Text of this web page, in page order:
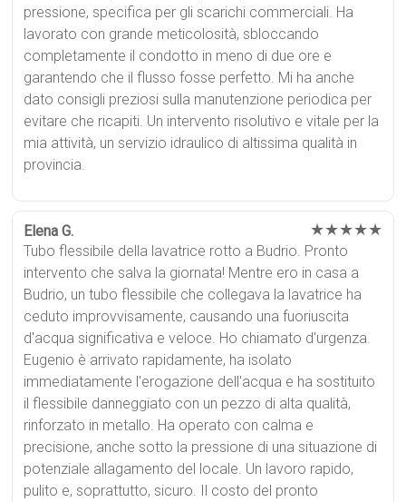
pressione, specifica per gli scarichi commerciali. Ha
lavorato con grande meticolosità, sbloccando
completamente il condotto in meno di due ore e
garantendo che il flusso fosse perfetto. Mi ha anche
dato consigli preziosi sulla manutenzione periodica per
evitare che ricapiti. Un intervento risolutivo e vitale per la
mia attività, un servizio idraulico di altissima qualità in
provincia.
Elena G. ★★★★★
Tubo flessibile della lavatrice rotto a Budrio. Pronto
intervento che salva la giornata! Mentre ero in casa a
Budrio, un tubo flessibile che collegava la lavatrice ha
ceduto improvvisamente, causando una fuoriuscita
d'acqua significativa e veloce. Ho chiamato d'urgenza.
Eugenio è arrivato rapidamente, ha isolato
immediatamente l'erogazione dell'acqua e ha sostituito
il flessibile danneggiato con un pezzo di alta qualità,
rinforzato in metallo. Ha operato con calma e
precisione, anche sotto la pressione di una situazione di
potenziale allagamento del locale. Un lavoro rapido,
pulito e, soprattutto, sicuro. Il costo del pronto